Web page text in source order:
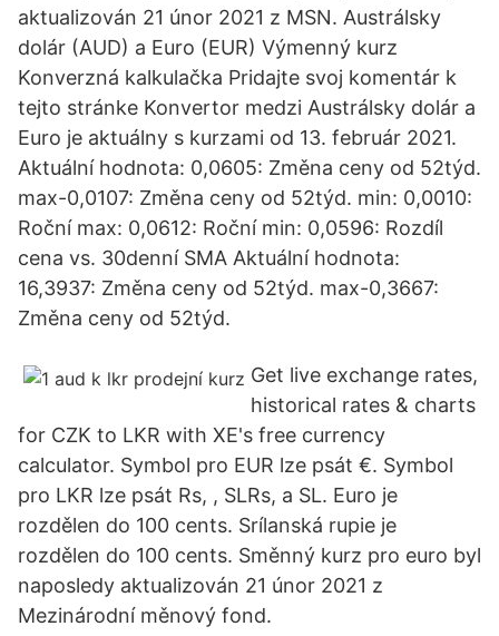
aktualizován 21 únor 2021 z MSN. Austrálsky
dolár (AUD) a Euro (EUR) Výmenný kurz
Konverzná kalkulačka Pridajte svoj komentár k
tejto stránke Konvertor medzi Austrálsky dolár a
Euro je aktuálny s kurzami od 13. február 2021.
Aktuální hodnota: 0,0605: Změna ceny od 52týd.
max-0,0107: Změna ceny od 52týd. min: 0,0010:
Roční max: 0,0612: Roční min: 0,0596: Rozdíl
cena vs. 30denní SMA Aktuální hodnota:
16,3937: Změna ceny od 52týd. max-0,3667:
Změna ceny od 52týd.
Get live exchange rates,
historical rates & charts
for CZK to LKR with XE's free currency
calculator. Symbol pro EUR lze psát €. Symbol
pro LKR lze psát Rs, , SLRs, a SL. Euro je
rozdělen do 100 cents. Srílanská rupie je
rozdělen do 100 cents. Směnný kurz pro euro byl
naposledy aktualizován 21 únor 2021 z
Mezinárodní měnový fond.